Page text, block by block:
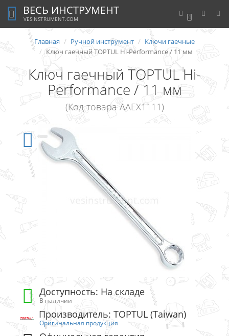
0
ВЕСЬ ИНСТРУМЕНТ
VESINSTRUMENT.COM
Главная Ручной инструмент
Ключи гаечные
Ключ гаечный TOPTUL Hi-Performance / 11 мм
Ключ гаечный TOPTUL Hi-
Performance / 11 мм
(Код товара AAEX1111)
Доступность: На складе
В наличии
Производитель: TOPTUL (Taiwan)
Оригинальная продукция